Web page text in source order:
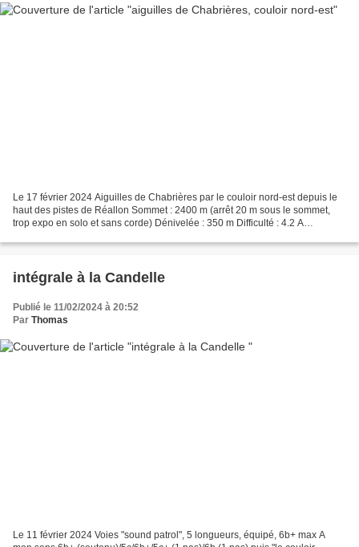
Le 17 février 2024 Aiguilles de Chabrières par le couloir nord-est depuis le
haut des pistes de Réallon Sommet : 2400 m (arrêt 20 m sous le sommet,
trop expo en solo et sans corde) Dénivelée : 350 m Difficulté : 4.2 A
intégrale à la Candelle
Publié le 11/02/2024 à 20:52
Par Thomas
Le 11 février 2024 Voies "sound patrol", 5 longueurs, équipé, 6b+ max A